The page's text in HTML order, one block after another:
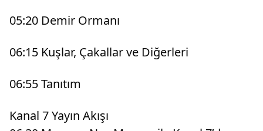
05:20 Demir Ormanı
06:15 Kuşlar, Çakallar ve Diğerleri
06:55 Tanıtım
Kanal 7 Yayın Akışı